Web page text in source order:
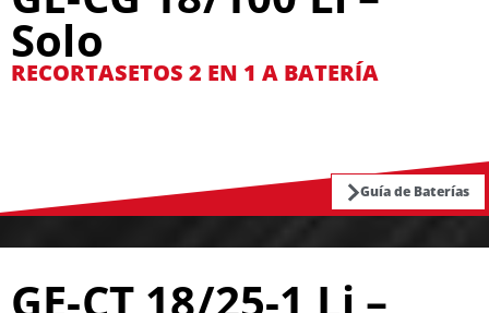
Solo
RECORTASETOS 2 EN 1 A BATERÍA
Guía de Baterías